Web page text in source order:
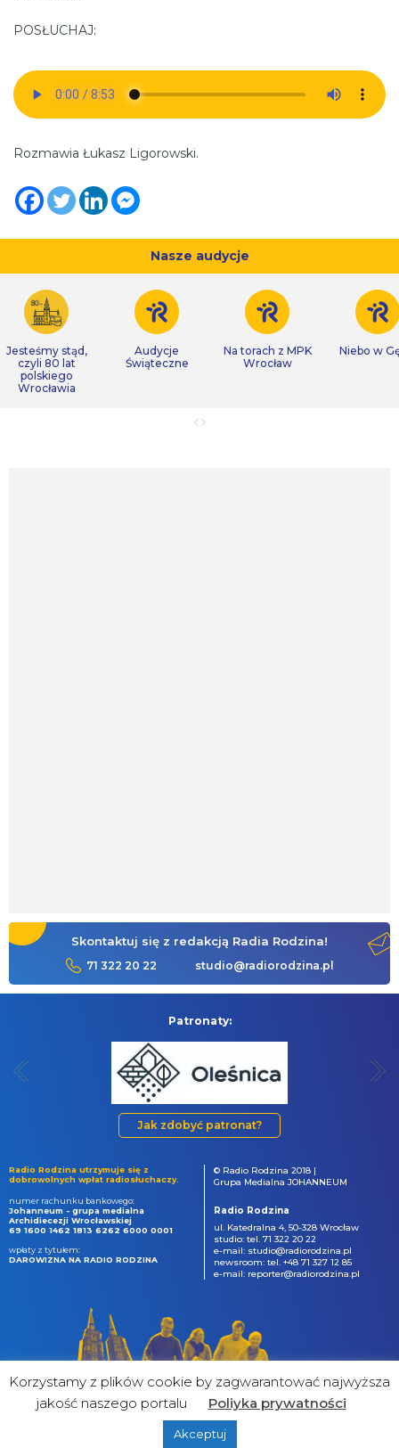
POSŁUCHAJ:
Rozmawia Łukasz Ligorowski.
Nasze audycje
Jesteśmy stąd,
czyli 80 lat
polskiego
Wrocławia
Audycje
Świąteczne
Na torach z MPK
Wrocław
Niebo w
Skontaktuj się z redakcją Radia Rodzina!
71 322 20 22 studio@radiorodzina.pl
Patronaty:
Jak zdobyć patronat?
Radio Rodzina utrzymuje się z
dobrowolnych wpłat radiosłuchaczy.
numer rachunku bankowego:
Johanneum - grupa medialna
Archidiecezji Wrocławskiej
69 1600 1462 1813 6262 6000 0001
wpłaty z tytułem:
DAROWIZNA NA RADIO RODZINA
© Radio Rodzina 2018 |
Grupa Medialna JOHANNEUM
Radio Rodzina
ul. Katedralna 4, 50-328 Wrocław
studio: tel. 71 322 20 22
e-mail: studio@radiorodzina.pl
newsroom: tel. +48 71 327 12 85
e-mail: reporter@radiorodzina.pl
&
Korzystamy z plików cookie by zagwarantować najwyższa
jakość naszego portalu
Poliyka prywatności
Akceptuj